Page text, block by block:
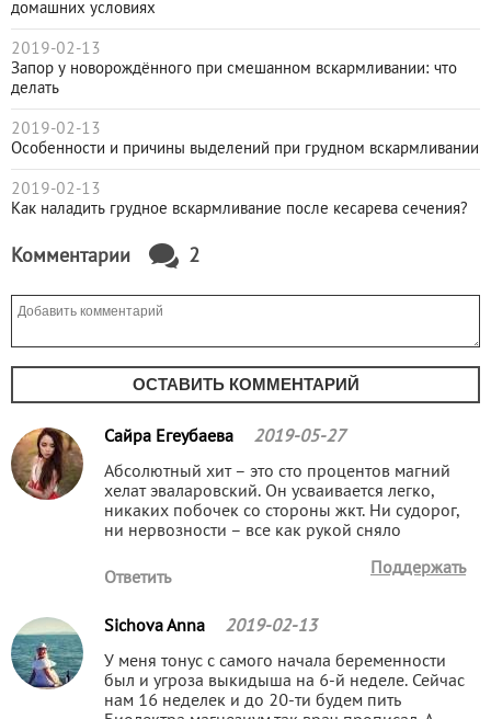
домашних условиях
2019-02-13
Запор у новорождённого при смешанном вскармливании: что
делать
2019-02-13
Особенности и причины выделений при грудном вскармливании
2019-02-13
Как наладить грудное вскармливание после кесарева сечения?
Комментарии 2
ОСТАВИТЬ КОММЕНТАРИЙ
Сайра Егеубаева 2019-05-27
Абсолютный хит – это сто процентов магний
хелат эваларовский. Он усваивается легко,
никаких побочек со стороны жкт. Ни судорог,
ни нервозности – все как рукой сняло
Ответить
Поддержать
Sichova Anna 2019-02-13
У меня тонус с самого начала беременности
был и угроза выкидыша на 6-й неделе. Сейчас
нам 16 неделек и до 20-ти будем пить